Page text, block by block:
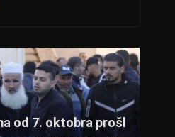
od 7. oktobra prošl